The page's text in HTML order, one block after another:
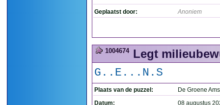
Geplaatst door: Anoniem
1004674 Legt
G..E...N.S
Plaats van de puzzel:
De Groene
Datum:
08 augustus